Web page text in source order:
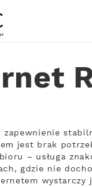
jest brak
– usługa
gdzie nie
wystarczy